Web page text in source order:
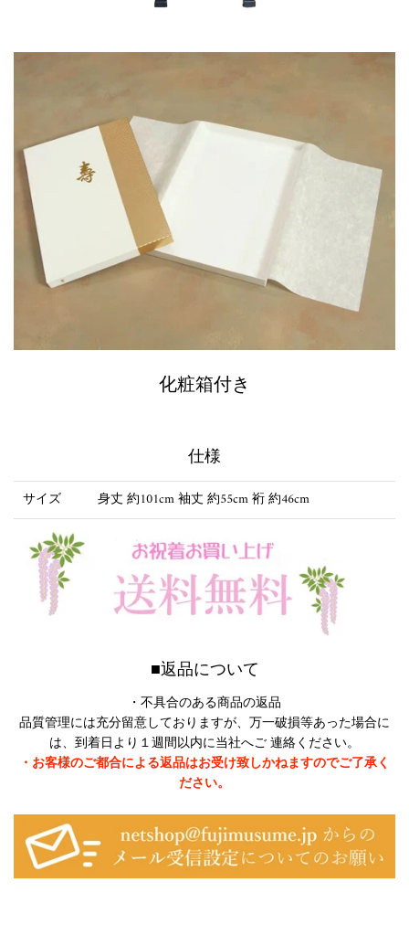
化粧箱付き
仕様
サイズ 身丈 約101cm 袖丈 約55cm 裄 約46cm
■返品について
・不具合のある商品の返品
品質管理には充分留意しておりますが、万一破損等あった場合に
は、到着日より１週間以内に当社へご 連絡ください。
・お客様のご都合による返品はお受け致しかねますのでご了承く
ださい。